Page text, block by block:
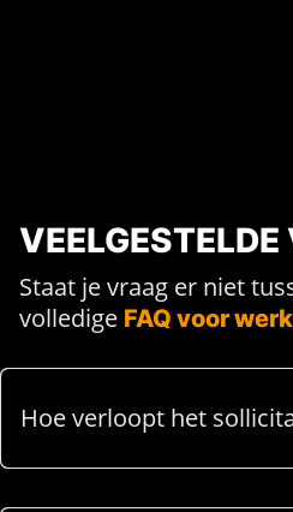
VEELGESTELDE
Staat je vraag er niet
volledige FAQ voor
Hoe verloopt het